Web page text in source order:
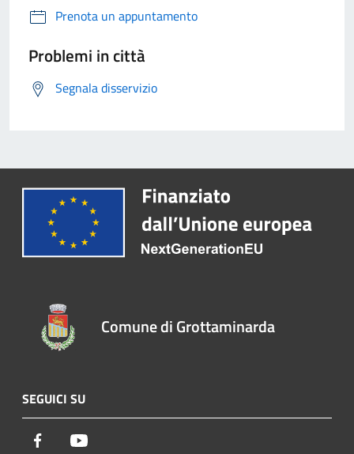
Prenota un appuntamento
Problemi in città
Segnala disservizio
Comune di Grottaminarda
SEGUICI SU
Facebook